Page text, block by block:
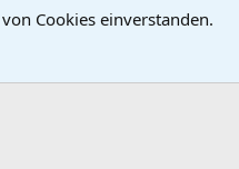
Regeln Datenschutz Hilfe
Cookies einverstanden.